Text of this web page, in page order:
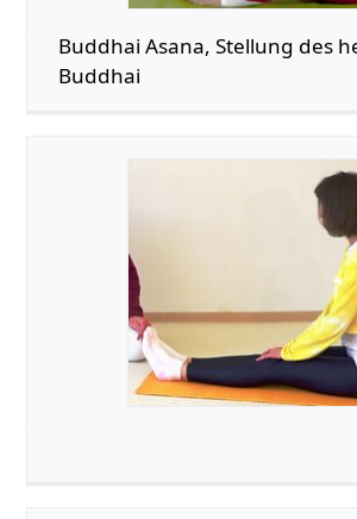
Buddhai Asana, Stellung des
Buddhai